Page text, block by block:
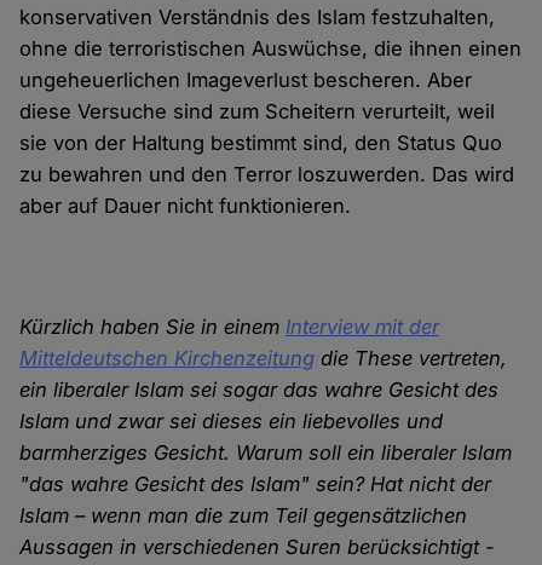
konservativen Verständnis des Islam festzuhalten,
ohne die terroristischen Auswüchse, die ihnen einen
ungeheuerlichen Imageverlust bescheren. Aber
diese Versuche sind zum Scheitern verurteilt, weil
sie von der Haltung bestimmt sind, den Status Quo
zu bewahren und den Terror loszuwerden. Das wird
aber auf Dauer nicht funktionieren.
Kürzlich haben Sie in einem Interview mit der
Mitteldeutschen Kirchenzeitung die These vertreten,
ein liberaler Islam sei sogar das wahre Gesicht des
Islam und zwar sei dieses ein liebevolles und
barmherziges Gesicht. Warum soll ein liberaler Islam
"das wahre Gesicht des Islam" sein? Hat nicht der
Islam – wenn man die zum Teil gegensätzlichen
Aussagen in verschiedenen Suren berücksichtigt -